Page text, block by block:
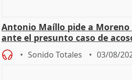
Antonio Maíllo pide a Moreno
ante el presunto caso de
Sonido Totales 03/08/